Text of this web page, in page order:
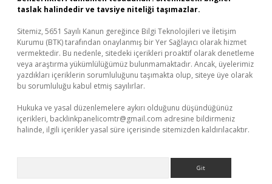
taslak halindedir ve tavsiye niteliği taşımazlar.
Sitemiz, 5651 Sayılı Kanun gereğince Bilgi Teknolojileri ve İletişim
Kurumu (BTK) tarafından onaylanmış bir Yer Sağlayıcı olarak hizmet
vermektedir. Bu nedenle, sitedeki içerikleri proaktif olarak denetleme
veya araştırma yükümlülüğümüz bulunmamaktadır. Ancak, üyelerimiz
yazdıkları içeriklerin sorumluluğunu taşımakta olup, siteye üye olarak
bu sorumluluğu kabul etmiş sayılırlar.
Hukuka ve yasal düzenlemelere aykırı olduğunu düşündüğünüz
içerikleri, backlinkpanelicomtr@gmail.com adresine bildirmeniz
halinde, ilgili içerikler yasal süre içerisinde sitemizden kaldırılacaktır.